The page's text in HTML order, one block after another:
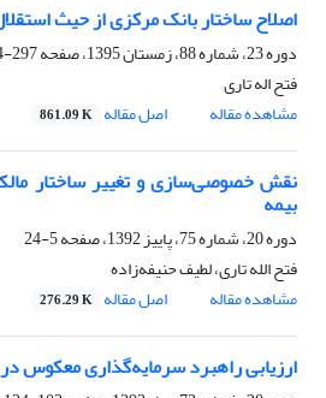
اصلاح ساختار بانک مرکزی از حیث
دوره 23، شماره 88، زمستان 1395، صفحه
297-324
فتح اله تاری
مشاهده مقاله
اصل مقاله 861.09 K
نقش خصوصی‌سازی و تغییر ساختار
بیمه
دوره 20، شماره 75، پاییز 1392، صفحه
5-24
فتح الله تاری، لطیف حنیفه‌زاده
مشاهده مقاله
اصل مقاله 276.29 K
ارزیابی راهبرد سرمایه‌گذاری معکوس